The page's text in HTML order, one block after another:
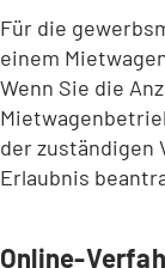
Für die
einem
Wenn Sie die
der zuständigen
Erlaubnis
Online-